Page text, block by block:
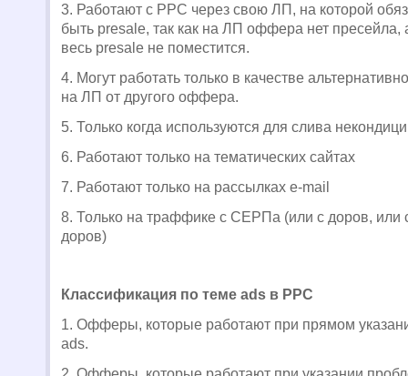
3. Работают с PPC через свою ЛП, на которой
быть presale, так как на ЛП оффера нет пресейла,
весь presale не поместится.
4. Могут работать только в качестве
на ЛП от другого оффера.
5. Только когда используются для слива
6. Работают только на тематических сайтах
7. Работают только на рассылках e-mail
8. Только на траффике с СЕРПа (или с доров, или
доров)
Классификация по теме ads в PPC
1. Офферы, которые работают при прямом
ads.